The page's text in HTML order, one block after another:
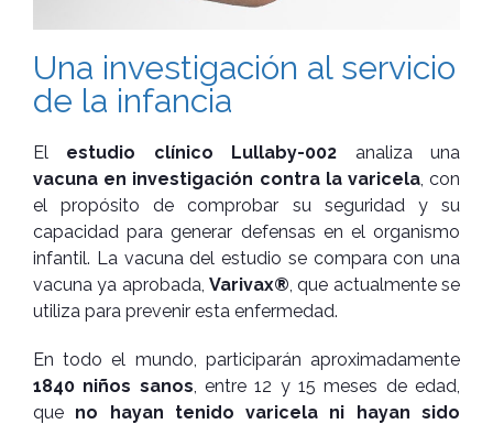
Una investigación al servicio
de la infancia
El estudio clínico Lullaby-002 analiza una
vacuna en investigación contra la varicela, con
el propósito de comprobar su seguridad y su
capacidad para generar defensas en el organismo
infantil. La vacuna del estudio se compara con una
vacuna ya aprobada, Varivax® , que actualmente se
utiliza para prevenir esta enfermedad.
En todo el mundo, participarán aproximadamente
1840 niños sanos , entre 12 y 15 meses de edad,
que no hayan tenido varicela ni hayan sido